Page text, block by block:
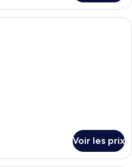
Une chambre à coucher avec un lit,
Voir les prix